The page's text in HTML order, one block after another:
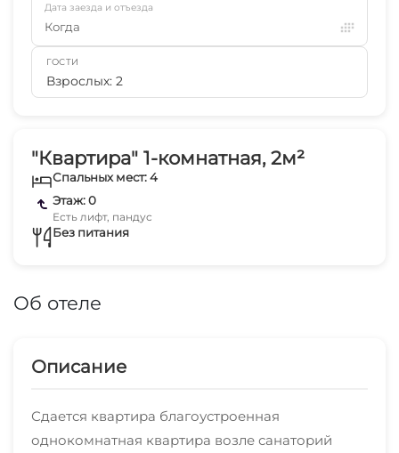
"Квартира" 1-комнатная, 2м²
Спальных мест: 4
Этаж: 0
Есть лифт, пандус
Без питания
Об отеле
Описание
Сдается квартира благоустроенная
однокомнатная квартира возле санаторий
Дата заезда и отъезда
Когда
ГОСТИ
Взрослых: 2